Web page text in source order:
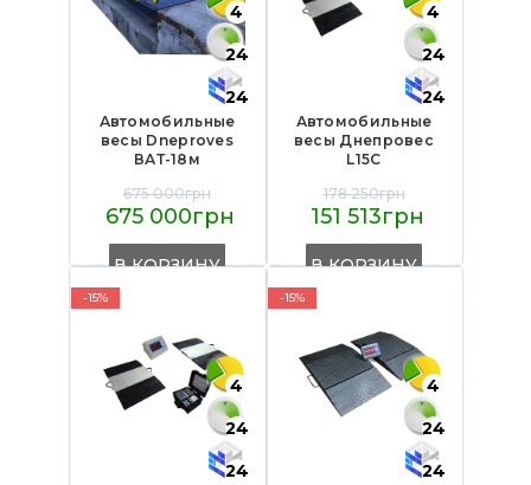
4
24
24
Автомобильные
весы Dneproves
ВАТ-18м
675 000грн
675 000грн
В КОРЗИНУ
4
24
24
Автомобильные
весы Днепровес
L15C
178 250грн
151 513грн
В КОРЗИНУ
-15%
4
24
24
-15%
4
24
24